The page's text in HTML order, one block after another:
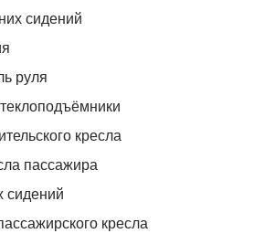
сидений
руля
кресла
пассажира
сидений
кресла